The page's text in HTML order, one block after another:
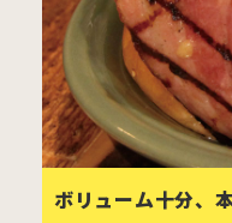
ホ
ボリューム十分、